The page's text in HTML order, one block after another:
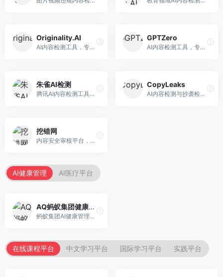
Originality.AI
AI内容检测工具，专注于内容原创性验证。面向内容创作者和出版商，提供AI检测、抄袭检测、批量分析等服务，检测精度高。
GPTZero
AI内容检测工具，专注于AI生成文本识别。面向教育工作者和出版商，提供文本检测、批量分析、API接口等服务，检测准确率高。
朱雀AI检测
腾讯AI内容检测工具，专注于中文内容识别。面向中文用户，提供AI内容检测、文本分析、报告生成等服务，中文检测专业。
CopyLeaks
AI内容检测与抄袭检测平台，专注于内容原创性验证。面向教育机构和出版商，提供AI检测、抄袭检测、多语言支持等服务，检测全面。
挖错网
内容安全审核平台，专注于违规内容检测。面向企业和平台，提供内容审核、敏感词检测、风险预警等服务，安全审核专业。
AI健康管理 AI医疗平台
AQ蚂蚁集团健康管家
蚂蚁集团AI健康管理服务，专注于个人健康监测。面向个人用户，提供健康评估、慢病管理、健康建议等服务，健康管理便捷。
在线课程平台 中文学习平台 国际学习平台 实践平台